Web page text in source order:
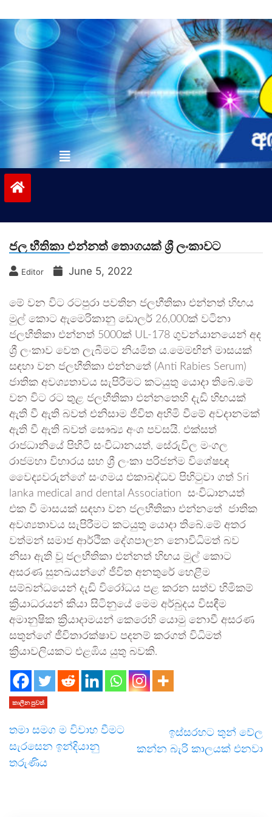
to
contentvinivida.lk
ජල භීතිකා එන්නත් තොගයක් ශ්‍රී ලංකාවට
Editor June 5, 2022
මේ වන විට රටපුරා පවතින ජලභීතිකා එන්නත් හිඟය
මුල් කොට ඇමෙරිකානු ඩොලර් 26,000ක් වටිනා
ජලභීතිකා එන්නත් 5000ක් UL-178 ගුවන්යානයෙන් අද
ශ්‍රී ලංකාව වෙත ලැබීමට නියමිත ය.මෙමඟින් මාසයක්
සඳහා වන ජලභීතිකා එන්නතේ (Anti Rabies Serum)
ජාතික අවශ්‍යතාවය සැපිරීමට කටයුතු යොදා තිබේ.මේ
වන විට රට තුළ ජලභීතිකා එන්නතෙහි දැඩි හිඟයක්
ඇති වී ඇති බවත් එනිසාම ජීවිත අහිමි වීමේ අවදානමක්
ඇති වී ඇති බවත් සෞඛ්‍ය අංශ පවසයි. එක්සත්
රාජධානියේ පිහිටි සංවිධානයත්, සේරුවිල මංගල
රාජමහා විහාරය සහ ශ්‍රී ලංකා පරිජන්ම විශේෂඥ
වෛද්‍යවරුන්ගේ සංගමය එකාබද්ධව පිහිටුවා ගත් Sri
lanka medical and dental Association සංවිධානයත්
එක වී මාසයක් සඳහා වන ජලභීතිකා එන්නතේ ජාතික
අවශ්‍යතාවය සැපිරීමට කටයුතු යොදා තිබේ.මේ අතර
වත්මන් සමාජ ආර්ථික දේශපාලන නොවිධිමත් බව
නිසා ඇති වූ ජලභීතිකා එන්නත් හිඟය මුල් කොට
අසරණ සුනඛයන්ගේ ජීවිත අනතුරේ හෙළීම
සම්බන්ධයෙන් දැඩි විරෝධය පළ කරන සත්ව හිමිකම්
ක්‍රියාධරයන් කියා සිටිනුයේ මෙම අර්බුදය විසඳීම
අමානුෂික ක්‍රියාදාමයන් කෙරෙහි යොමු නොවී අසරණ
සතුන්ගේ ජීවිතාරක්ෂාව පදනම් කරගත් විධිමත්
ක්‍රියාවලියකට එළඹිය යුතු බවකි.
කාලීන පුවත්
තමා සමග ම විවාහ වීමට
සැරසෙන ඉන්දියානු
තරුණිය
ඉස්සරහට තුන් වේල
කන්න බැරි කාලයක් එනවා